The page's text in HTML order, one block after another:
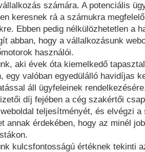
számára. A potenciális
keresnek rá a számukra
Ebben pedig nélkülözhetetlen a
abban, hogy a vállalkozásunk
használói.
aki évek óta kiemelkedő
egy valóban egyedülálló havidíjas
áll ügyfeleinek
díj fejében a cég szakértői
teljesítményét, és elvégzi
annak érdekében, hogy az minél
kulcsfontosságú értéknek tekinti